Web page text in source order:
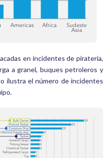
en incidentes de piratería,
a granel, buques petroleros y
ilustra el número de incidentes